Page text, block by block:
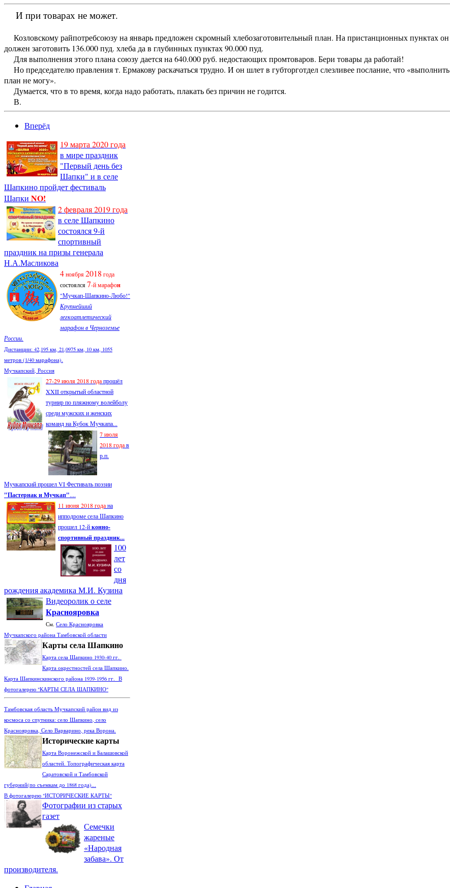
И при товарах не может.
Козловскому райпотребсоюзу на январь предложен скромный хлебозаготовительный план. На пристанционных пунктах он
должен заготовить 136.000 пуд. хлеба да в глубинных пунктах 90.000 пуд.
Для выполнения этого плана союзу дается на 640.000 руб. недостающих промтоваров. Бери товары да работай!
Но председателю правления т. Ермакову раскачаться трудно. И он шлет в губторготдел слезливее послание, что «выполнить
план не могу».
Думается, что в то время, когда надо работать, плакать без причин не годится.
В.
Вперёд
19 марта 2020 года
в мире праздник
"Первый день без
Шапки" и в селе
Шапкино пройдет фестиваль
Шапки NO!
2 февраля 2019 года
в селе Шапкино
состоялся 9-й
спортивный
праздник на призы генерала
Н.А.Масликова
4ноября2018 года
состоялся7-й марафон
"Мучкап-Шапкино-Любо!"
Крупнейший
легкоатлетический
марафон в Черноземье
России.
Дистанции: 42,195 км, 21,0975 км, 10 км, 1055
метров (1/40 марафона).
Мучкапский, Россия
27-29 июля 2018 годапрошёл
XXII открытый областной
турнир по пляжному волейболу
среди мужских и женских
команд на Кубок Мучкапа...
7 июля
2018 годав
р.п.
Мучкапский прошел VI Фестиваль поэзии
"Пастернак и Мучкап"....
11 июня 2018 годана
ипподроме села Шапкино
прошел 12-йконно-
спортивный праздник...
100
лет
со
дня
рождения академика М.И. Кузина
Видеоролик о селе
Краснояровка
См. Село Краснояровка
Мучкапского района Тамбовской области
Карты села Шапкино
Карта села Шапкино 1930-40 гг.
Карта окрестностей села Шапкино.
Карта Шапкинскинского района 1939-1956 гг. В
фотогалерею "КАРТЫ СЕЛА ШАПКИНО"
Тамбовская область Мучкапский район вид из
космоса со спутника: село Шапкино, село
Краснояровка, Село Варварино, река Ворона.
Исторические карты
Карта Воронежской и Балашовской
областей. Топографическая карта
Саратовской и Тамбовской
губерний(по съемкам до 1868 года)...
В фотогалерею "ИСТОРИЧЕСКИЕ КАРТЫ"
Фотографии из старых
газет
Семечки
жареные
«Народная
забава». От
производителя.